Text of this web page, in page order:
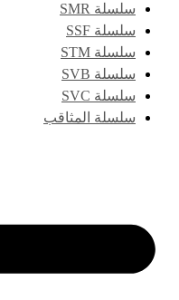
سلسلة SMR
سلسلة SSF
سلسلة STM
سلسلة SVB
سلسلة SVC
سلسلة المثاقب